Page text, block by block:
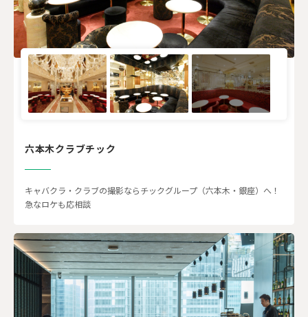
六本木クラブチック
キャバクラ・クラブの撮影ならチックグループ（六本木・銀座）へ！
急なロケも応相談